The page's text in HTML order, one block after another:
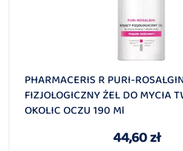
PHARMACERIS R PURI-
FIZJOLOGICZNY ŻEL DO MYCIA
OKOLIC OCZU 190 Ml
44,60 zł